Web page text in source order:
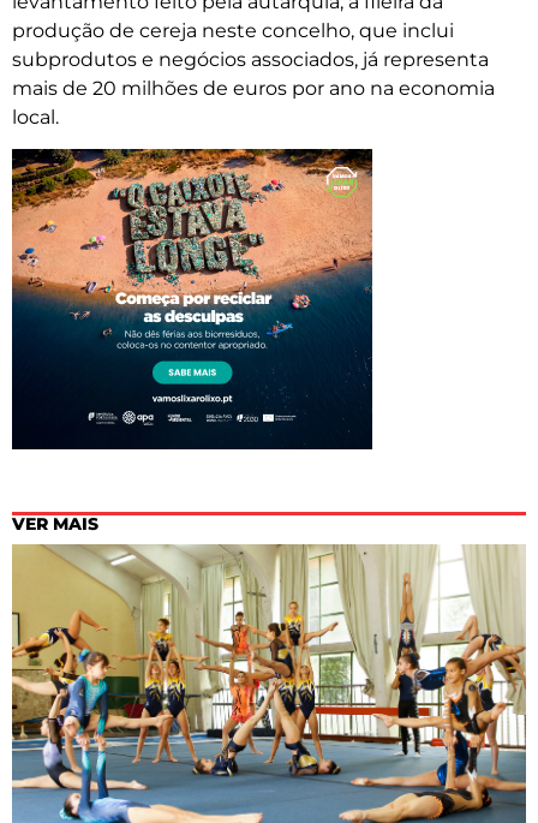
produção de cereja neste concelho, que inclui
subprodutos e negócios associados, já representa
mais de 20 milhões de euros por ano na economia
local.
VER MAIS